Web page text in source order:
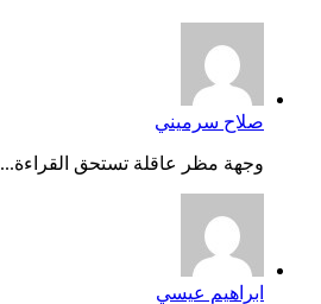
صلاح سرميني
وجهة مظر عاقلة تستحق القراءة...
ابراهيم عيسي